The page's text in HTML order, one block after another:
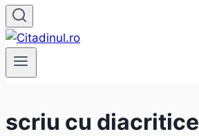
scriu cu diacritice